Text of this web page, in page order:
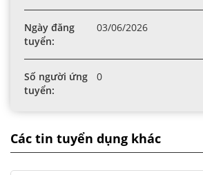
Ngày đăng
tuyển:
03/06/2026
Số người ứng
tuyển:
0
Các tin tuyển dụng khác